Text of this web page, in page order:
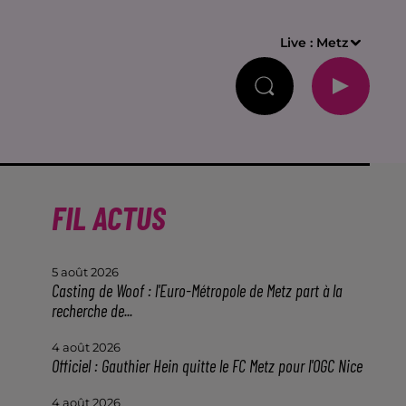
Live : Metz
FIL ACTUS
5 août 2026
Casting de Woof : l'Euro-Métropole de Metz part à la
recherche de...
4 août 2026
Officiel : Gauthier Hein quitte le FC Metz pour l'OGC Nice
4 août 2026